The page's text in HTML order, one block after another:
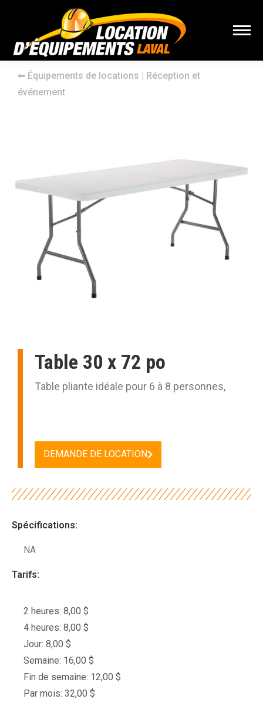
⬅︎ Équipements de locations | Réception et
événement
Table 30 x 72 po
Table pliante idéale pour 6 à 8 personnes,
DEMANDE DE LOCATION
Spécifications:
NA
Tarifs:
2 heures: 8,00 $
4 heures: 8,00 $
Jour: 8,00 $
Semaine: 16,00 $
Fin de semaine: 12,00 $
Par mois: 32,00 $